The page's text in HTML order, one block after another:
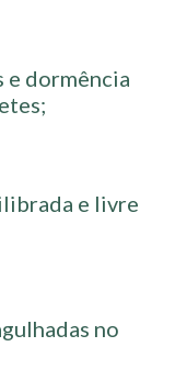
e dormência
e livre
no